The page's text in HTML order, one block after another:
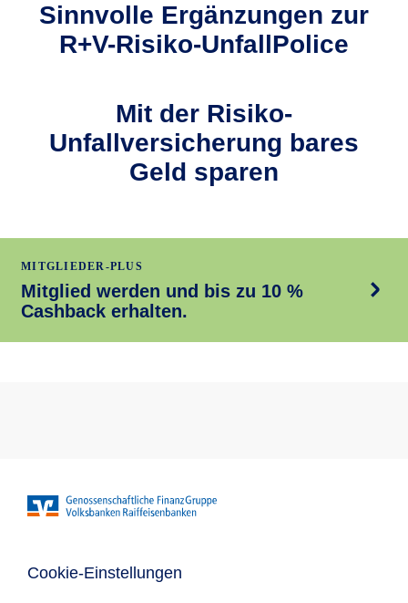
Sinnvolle Ergän­zungen zur
R+V-Risiko-UnfallPolice
Mit der Risiko-
Unfallversicherung bares
Geld sparen
MITGLIEDER-PLUS
Mitglied werden und bis zu 10 %
Cashback erhalten.
Cookie-Einstellungen